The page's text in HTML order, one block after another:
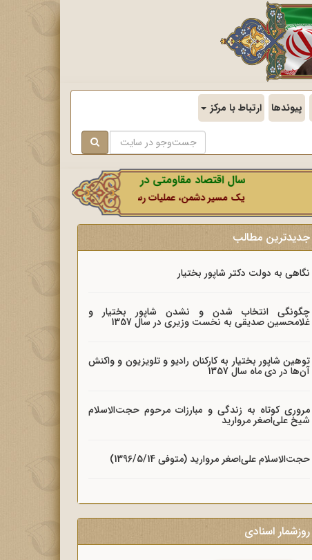
پیوندها ارتباط با مرکز
سال اقتصاد مقاومتی در سایه وحدت ملی و امنیت ملی.
یک مسیر دشمن، عملیات رسانه‌ای او است که در این ایام بطور
جدیدترین مطالب
نگاهی به دولت دکتر شاپور بختیار
چگونگی انتخاب شدن و نشدن شاپور بختیار و
غلامحسین صدیقی به نخست وزیری در سال 1357
توهین شاپور بختیار به کارکنان رادیو و تلویزیون و واکنش
آن‌ها در دی ماه سال 1357
مروری کوتاه به زندگی و مبارزات مرحوم حجت‌الاسلام
شیخ علی‌اصغر مروارید
حجت‌الاسلام علی‌اصغر مروارید (متوفی 1396/5/14)
روزشمار اسنادی